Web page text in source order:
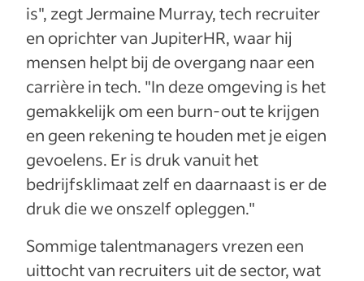
is", zegt Jermaine Murray, tech recruiter
en oprichter van JupiterHR, waar hij
mensen helpt bij de overgang naar een
carrière in tech. "In deze omgeving is het
gemakkelijk om een burn-out te krijgen
en geen rekening te houden met je eigen
gevoelens. Er is druk vanuit het
bedrijfsklimaat zelf en daarnaast is er de
druk die we onszelf opleggen."
Sommige talentmanagers vrezen een
uittocht van recruiters uit de sector, wat